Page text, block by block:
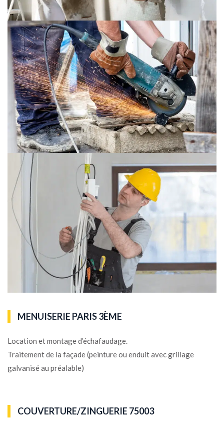
MENUISERIE PARIS 3ÈME
Location et montage d’échafaudage.
Traitement de la façade (peinture ou enduit avec grillage
galvanisé au préalable)
COUVERTURE/ZINGUERIE 75003